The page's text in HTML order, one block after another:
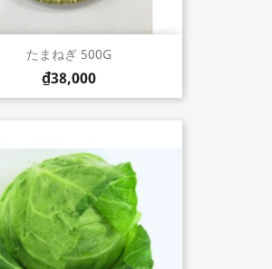
たまねぎ 500G
₫38,000